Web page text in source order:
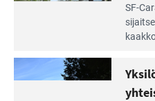
äärellä
ja
SF-